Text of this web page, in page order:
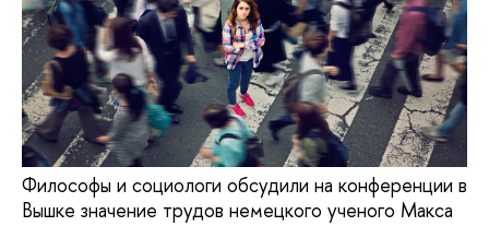
Философы и социологи обсудили на конференции в
Вышке значение трудов немецкого ученого Макса